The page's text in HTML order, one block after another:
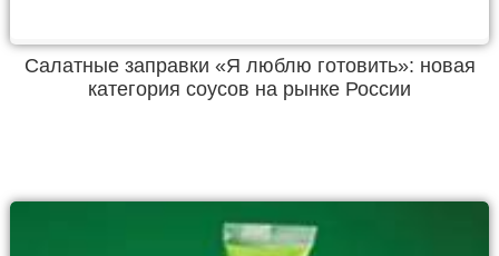
Салатные заправки «Я люблю готовить»: новая
категория соусов на рынке России